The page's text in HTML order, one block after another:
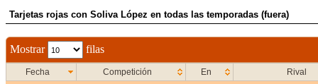
Tarjetas rojas con Soliva López en todas las temporadas (fuera)
Mostrar filas
Fecha Competición En Rival